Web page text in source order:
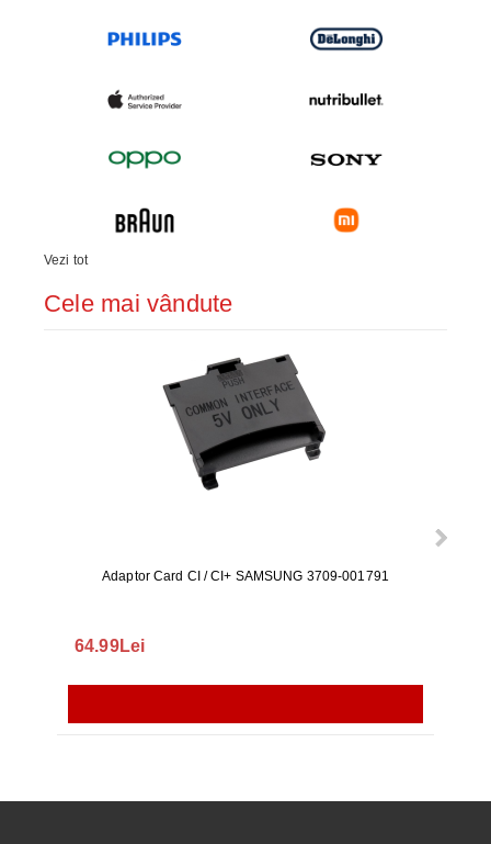
Vezi tot
Cele mai vândute
Adaptor Card CI / CI+ SAMSUNG 3709-001791
64.99Lei